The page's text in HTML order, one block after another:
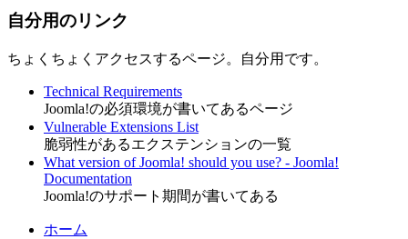
自分用のリンク
ちょくちょくアクセスするページ。自分用です。
Technical Requirements
Joomla!の必須環境が書いてあるページ
Vulnerable Extensions List
脆弱性があるエクステンションの一覧
What version of Joomla! should you use? - Joomla!
Documentation
Joomla!のサポート期間が書いてある
ホーム